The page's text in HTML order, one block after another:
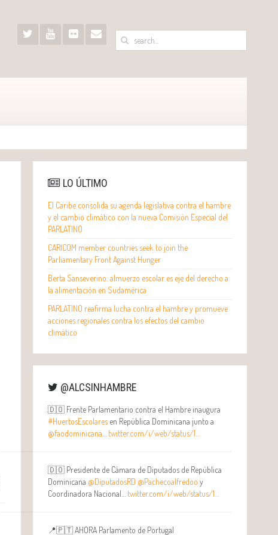
LO ÚLTIMO
El Caribe consolida su agenda legislativa contra el hambre
y el cambio climático con la nueva Comisión Especial del
PARLATINO
CARICOM member countries seek to join the
Parliamentary Front Against Hunger
Berta Sanseverino: almuerzo escolar es eje del derecho a
la alimentación en Sudamérica
PARLATINO reafirma lucha contra el hambre y promueve
acciones regionales contra los efectos del cambio
climático
@ALCSINHAMBRE
🇩🇴 Frente Parlamentario contra el Hambre inaugura
#HuertosEscolares en República Dominicana junto a
@faodominicana
twitter.com/i/web/status/1…
🇩🇴 Presidente de Cámara de Diputados de República
Dominicana @DiputadosRD @Pachecoalfredoo y
Coordinadora Nacional… twitter.com/i/web/status/1…
📍🇵🇹 AHORA Parlamento de Portugal